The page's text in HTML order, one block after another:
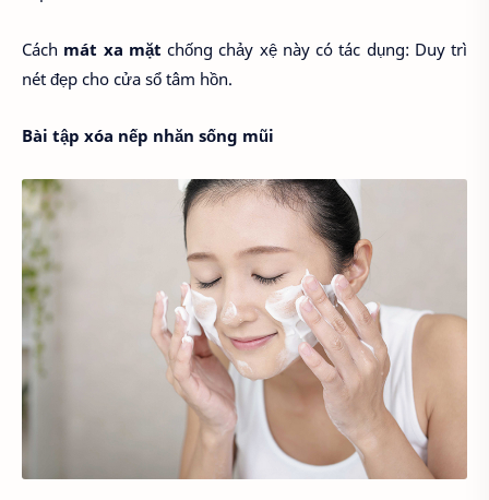
Cách mát xa mặt chống chảy xệ này có tác dụng: Duy trì
nét đẹp cho cửa sổ tâm hồn.
Bài tập xóa nếp nhăn sống mũi